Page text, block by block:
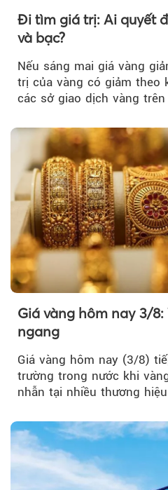
Đi tìm giá trị: Ai quyết
và bạc?
Nếu sáng mai giá vàng
trị của vàng có giảm theo
các sở giao dịch vàng
Giá vàng hôm nay 3/
ngang
Giá vàng hôm nay (3/8)
trường trong nước khi
nhẫn tại nhiều thương